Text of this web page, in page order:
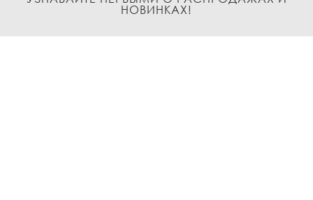
НОВИНКАХ!